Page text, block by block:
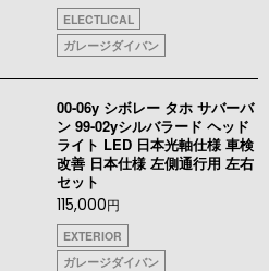
ELECTLICAL
ガレージダイバン
00-06y シボレー タホ サバーバ
ン 99-02yシルバラード ヘッド
ライト LED 日本光軸仕様 車検
改善 日本仕様 左側通行用 左右
セット
115,000円
EXTERIOR
ガレージダイバン